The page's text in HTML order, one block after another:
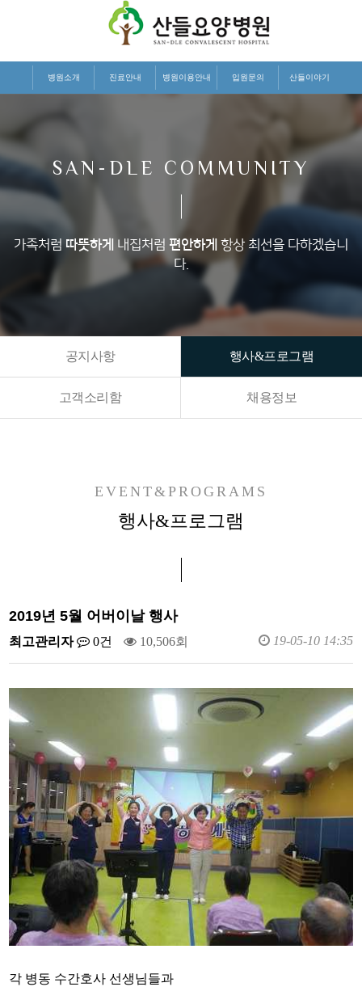
병원소개 진료안내 병원이용안내 입원문의 산들이야기
SAN-DLE COMMUNITY
가족처럼 따뜻하게 내집처럼 편안하게 항상 최선을 다하겠습니
다.
공지사항 행사&프로그램
고객소리함 채용정보
EVENT&PROGRAMS
행사&프로그램
2019년 5월 어버이날 행사
최고관리자 0건 10,506회 19-05-10 14:35
각 병동 수간호사 선생님들과